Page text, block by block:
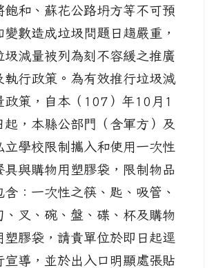
飽和、蘇花公路坍方等不可預
變數造成垃圾問題日趨嚴重，
圾減量被列為刻不容緩之推廣
執行政策。為有效推行垃圾減
政策，自本（107）年10月1
起，本縣公部門（含軍方）及
立學校限制攜入和使用一次性
具與購物用塑膠袋，限制物品
含：一次性之筷、匙、吸管、
、叉、碗、盤、碟、杯及購物
塑膠袋，請貴單位於即日起逕
宣導，並於出入口明顯處張貼